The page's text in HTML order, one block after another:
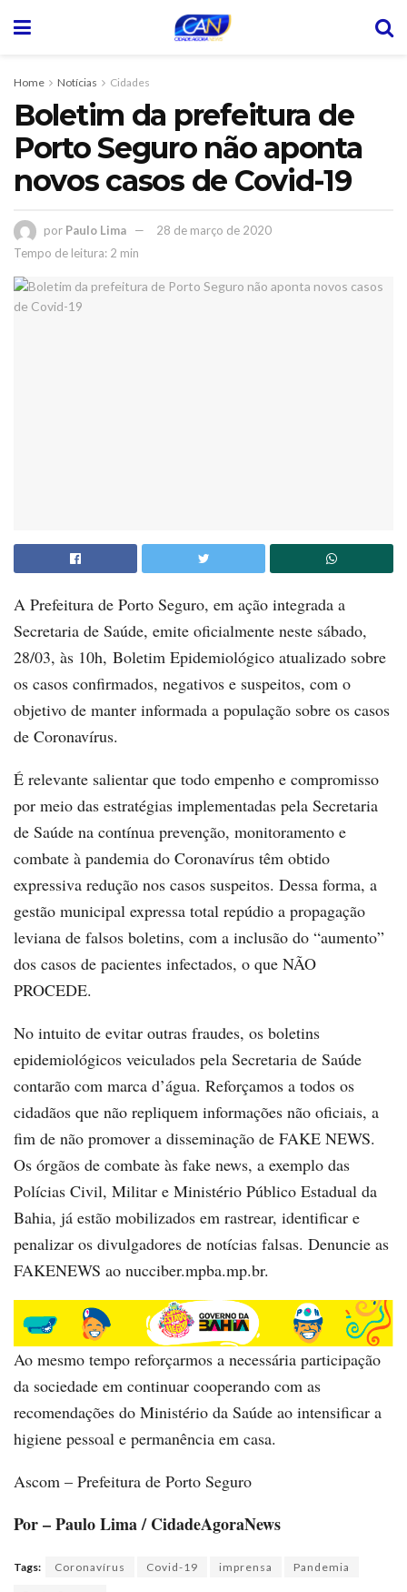
Home Notícias Cidades
Boletim da prefeitura de
Porto Seguro não aponta
novos casos de Covid-19
por Paulo Lima
28 de março de 2020
Tempo de leitura: 2 min
A Prefeitura de Porto Seguro, em ação integrada a
Secretaria de Saúde, emite oficialmente neste sábado,
28/03, às 10h, Boletim Epidemiológico atualizado sobre
os casos confirmados, negativos e suspeitos, com o
objetivo de manter informada a população sobre os casos
de Coronavírus.
É relevante salientar que todo empenho e compromisso
por meio das estratégias implementadas pela Secretaria
de Saúde na contínua prevenção, monitoramento e
combate à pandemia do Coronavírus têm obtido
expressiva redução nos casos suspeitos. Dessa forma, a
gestão municipal expressa total repúdio a propagação
leviana de falsos boletins, com a inclusão do “aumento”
dos casos de pacientes infectados, o que NÃO
PROCEDE.
No intuito de evitar outras fraudes, os boletins
epidemiológicos veiculados pela Secretaria de Saúde
contarão com marca d’água. Reforçamos a todos os
cidadãos que não repliquem informações não oficiais, a
fim de não promover a disseminação de FAKE NEWS.
Os órgãos de combate às fake news, a exemplo das
Polícias Civil, Militar e Ministério Público Estadual da
Bahia, já estão mobilizados em rastrear, identificar e
penalizar os divulgadores de notícias falsas. Denuncie as
FAKENEWS ao nucciber.mpba.mp.br.
Ao mesmo tempo reforçarmos a necessária participação
da sociedade em continuar cooperando com as
recomendações do Ministério da Saúde ao intensificar a
higiene pessoal e permanência em casa.
Ascom – Prefeitura de Porto Seguro
Por – Paulo Lima / CidadeAgoraNews
Tags: Coronavírus Covid-19 imprensa Pandemia